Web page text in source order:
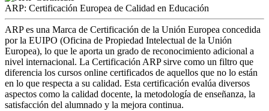
ARP: Certificación Europea de Calidad en Educación
ARP es una Marca de Certificación de la Unión Europea concedida
por la EUIPO (Oficina de Propiedad Intelectual de la Unión
Europea), lo que le aporta un grado de reconocimiento adicional a
nivel internacional. La Certificación ARP sirve como un filtro que
diferencia los cursos online certificados de aquellos que no lo están
en lo que respecta a su calidad. Esta certificación evalúa diversos
aspectos como la calidad docente, la metodología de enseñanza, la
satisfacción del alumnado y la mejora continua.